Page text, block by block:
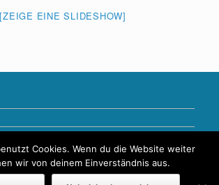
[ZEIGE EINE SLIDESHOW]
Cookies. Wenn du die Website weiter
wir von deinem Einverständnis aus.